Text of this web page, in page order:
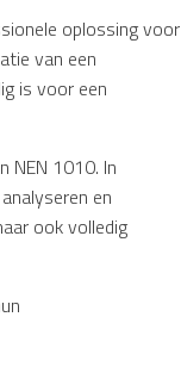
oplossing voor
van een
is voor een
NEN 1010. In
en
ook volledig